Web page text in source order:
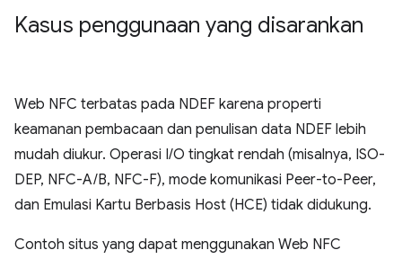
Kasus penggunaan yang disarankan
Web NFC terbatas pada NDEF karena properti
keamanan pembacaan dan penulisan data NDEF lebih
mudah diukur. Operasi I/O tingkat rendah (misalnya, ISO-
DEP, NFC-A/B, NFC-F), mode komunikasi Peer-to-Peer,
dan Emulasi Kartu Berbasis Host (HCE) tidak didukung.
Contoh situs yang dapat menggunakan Web NFC